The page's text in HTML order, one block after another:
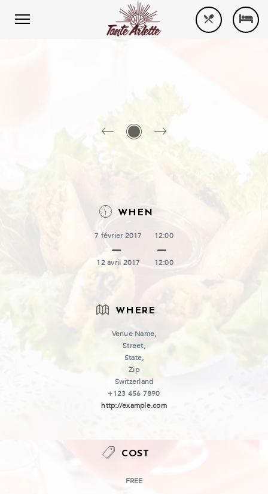
WHEN
7 février 2017
12 avril 2017
12:00
12:00
WHERE
Venue Name,
Street,
State,
Zip
Switzerland
+123 456 7890
http://example.com
COST
FREE